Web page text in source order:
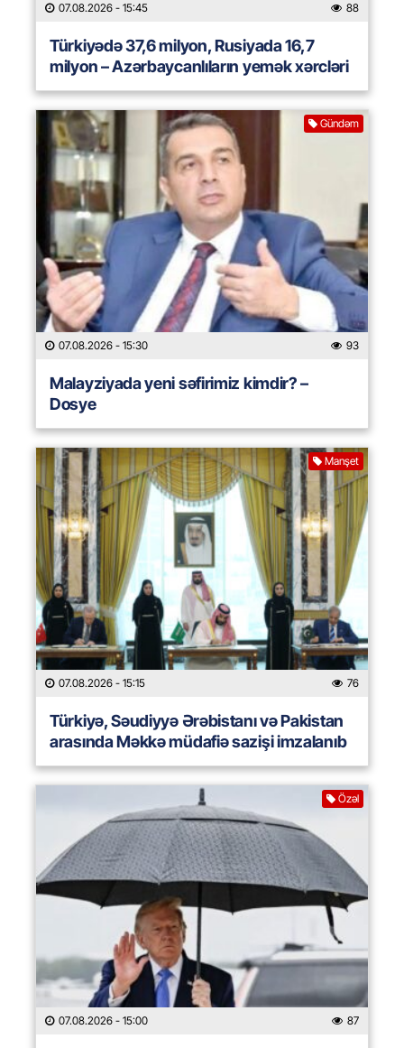
07.08.2026 - 15:45 88
Türkiyədə 37,6 milyon, Rusiyada 16,7
milyon – Azərbaycanlıların yemək xərcləri
Gündəm
07.08.2026 - 15:30 93
Malayziyada yeni səfirimiz kimdir? –
Dosye
Manşet
07.08.2026 - 15:15 76
Türkiyə, Səudiyyə Ərəbistanı və Pakistan
arasında Məkkə müdafiə sazişi imzalanıb
Özəl
07.08.2026 - 15:00 87